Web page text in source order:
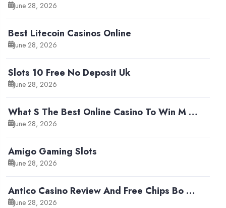
June 28, 2026
Best Litecoin Casinos Online
June 28, 2026
Slots 10 Free No Deposit Uk
June 28, 2026
What S The Best Online Casino To Win M …
June 28, 2026
Amigo Gaming Slots
June 28, 2026
Antico Casino Review And Free Chips Bo …
June 28, 2026